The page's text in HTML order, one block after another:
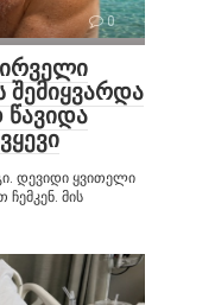
0
შემიყვარდა
დევიდი ყვითელი
მის